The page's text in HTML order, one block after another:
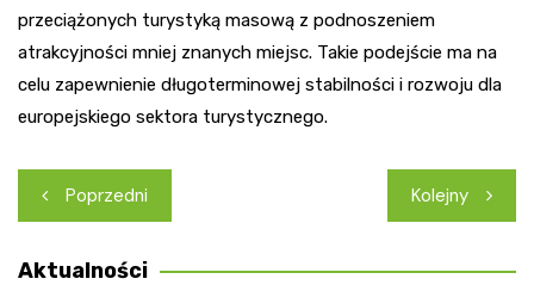
przeciążonych turystyką masową z podnoszeniem
atrakcyjności mniej znanych miejsc. Takie podejście ma na
celu zapewnienie długoterminowej stabilności i rozwoju dla
europejskiego sektora turystycznego.
Nawigacja
wpisu
Poprzedni Kolejny
Aktualności